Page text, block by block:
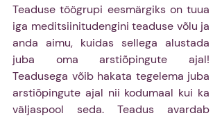
Teaduse töögrupi eesmärgiks on tuua
iga meditsiinitudengini teaduse võlu ja
anda aimu, kuidas sellega alustada
juba oma arstiõpingute ajal!
Teadusega võib hakata tegelema juba
arstiõpingute ajal nii kodumaal kui ka
väljaspool seda. Teadus avardab